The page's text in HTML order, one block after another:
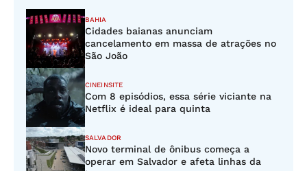
BAHIA
Cidades baianas anunciam
cancelamento em massa de atrações no
São João
CINEINSITE
Com 8 episódios, essa série viciante na
Netflix é ideal para quinta
SALVADOR
Novo terminal de ônibus começa a
operar em Salvador e afeta linhas da